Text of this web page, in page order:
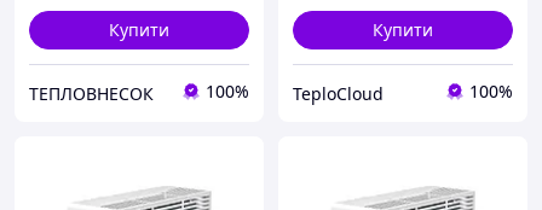
Купити
ТЕПЛОВНЕСОК 100%
Купити
TeploCloud 100%